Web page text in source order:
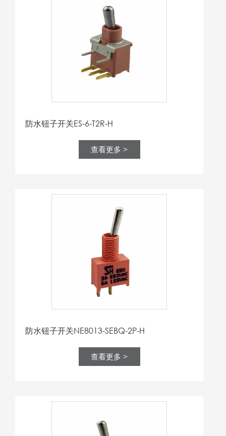
防水钮子开关ES-6-T2R-H
查看更多 >
防水钮子开关NE8013-SEBQ-2P-H
查看更多 >